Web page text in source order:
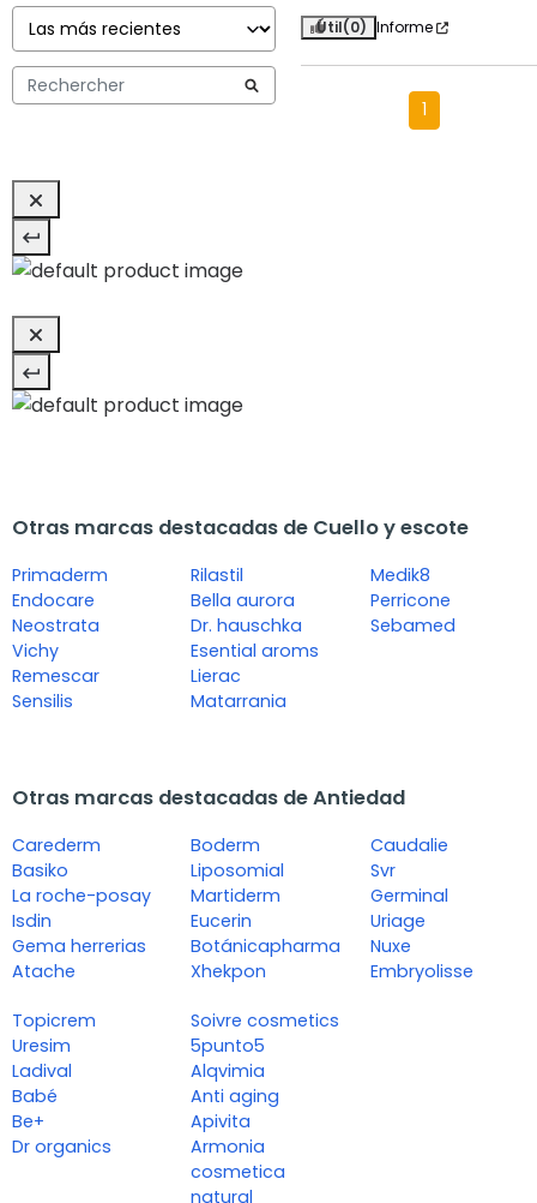
Útil(0) Informe
1
Otras marcas destacadas de Cuello y escote
Primaderm
Endocare
Neostrata
Vichy
Remescar
Sensilis
Rilastil
Bella aurora
Dr. hauschka
Esential aroms
Lierac
Matarrania
Medik8
Perricone
Sebamed
Otras marcas destacadas de Antiedad
Carederm
Basiko
La roche-posay
Isdin
Gema herrerias
Atache
Boderm
Liposomial
Martiderm
Eucerin
Botánicapharma
Xhekpon
Caudalie
Svr
Germinal
Uriage
Nuxe
Embryolisse
Topicrem
Uresim
Ladival
Babé
Be+
Dr organics
Soivre cosmetics
5punto5
Alqvimia
Anti aging
Apivita
Armonia
cosmetica
natural